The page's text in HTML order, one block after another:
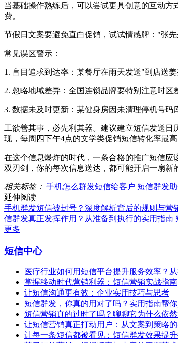
当基础操作熟练后，可以尝试更具创意的互动
费。
节假日文案要避免直白促销，试试情感牌："张
常见误区警示：
1. 盲目追求到达率：某餐厅在雨天发送"到店送
2. 忽略地域差异：全国连锁品牌要特别注意时
3. 数据未及时更新：某健身房因未清理停机号码
工欲善其事，必先利其器。建议建立短信发送
现，每周四下午4点的文学类促销短信转化率最
在这个信息爆炸的时代，一条合格的推广短信
双刃剑，你的每次信息送达，都可能开启一扇新
相关标签： 手机怎么群发短信给客户 短信群发
延伸阅读
手机群发短信被封号？深度解析背后的规则与营
信群发真正发挥作用？从准备到执行的实用指南
更多
短信中心
医疗行业如何用短信平台提升服务效率？
掌握移动时代营销利器：短信营销实战指南
让短信沟通更有效：企业实用技巧与思考
短信群发，你真的用对了吗？实用指南帮
短信营销真的过时了吗？聊聊它为什么依然
让短信营销真正打动用户：从文案到策略
让每一条短信都被看见：短信群发效果提